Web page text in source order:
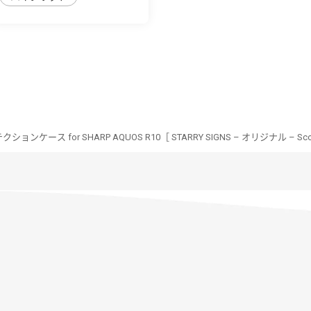
ションケース for SHARP AQUOS R10［ STARRY SIGNS – オリジナル –